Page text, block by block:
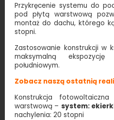
Przykręcenie systemu do
pod płytą warstwową
montaż do dachu, którego
stopni.
Zastosowanie konstrukcji w
maksymalną
południowym.
Zobacz naszą ostatnią
Konstrukcja
warstwową – system:
nachylenia: 20 stopni